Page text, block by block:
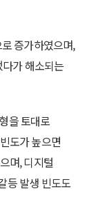
증가하였으며,
가 해소되는
을 토대로
도가 높으면
며, 디지털
등 발생 빈도도